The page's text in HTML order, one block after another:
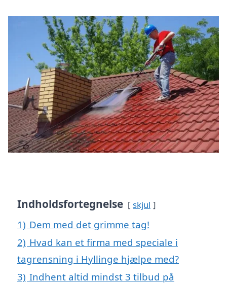
Indholdsfortegnelse skjul
1) Dem med det grimme tag!
2) Hvad kan et firma med speciale i
tagrensning i Hyllinge hjælpe med?
3) Indhent altid mindst 3 tilbud på